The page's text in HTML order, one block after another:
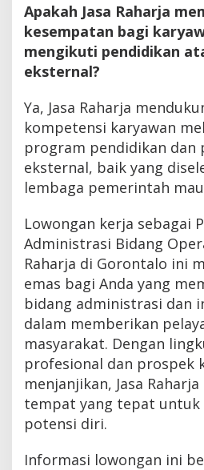
Apakah Jasa Raharja
kesempatan bagi
mengikuti pendidikan
eksternal?
Ya, Jasa Raharja
kompetensi karyawan
program pendidikan dan
eksternal, baik yang
lembaga pemerintah
Lowongan kerja sebagai
Administrasi Bidang
Raharja di Gorontalo ini
emas bagi Anda yang
bidang administrasi dan
dalam memberikan
masyarakat. Dengan
profesional dan prospek
menjanjikan, Jasa
tempat yang tepat untuk
potensi diri.
Informasi lowongan ini